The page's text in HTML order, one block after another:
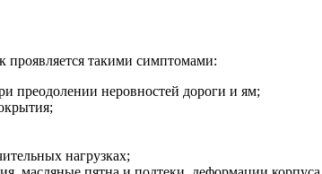
проявляется такими симптомами:
преодолении неровностей дороги и ям;
нагрузках;